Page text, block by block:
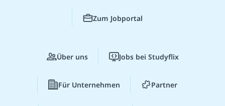
Zum Jobportal
Über uns Jobs bei Studyflix
Für Unternehmen Partner